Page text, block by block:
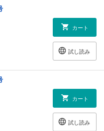
R100 キヤノンRF28ミリ F2.8
信哉
義浩
つの真実にまさるひとつのき
評 前川貴行
勝
部源流の山々』
カート
試し読み
カート
試し読み